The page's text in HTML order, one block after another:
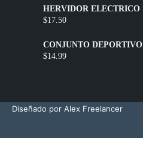
HERVIDOR ELÉCTRICO
$17.50
CONJUNTO DEPORTIVO
SHORT + TOP
$14.99
Diseñado por Alex Freelancer